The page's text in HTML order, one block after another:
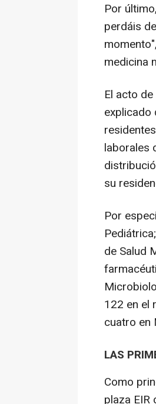
Por
perdáis
medicina
El acto
explicado
laborales
su
Por
de Salud
122 en el
cuatro en
LAS
Como
plaza EIR